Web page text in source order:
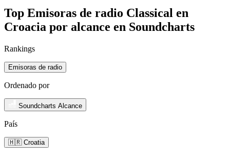
Top Emisoras de radio Classical en
Croacia por alcance en Soundcharts
Rankings
Emisoras de radio
Ordenado por
Soundcharts Alcance
País
🇭🇷 Croatia